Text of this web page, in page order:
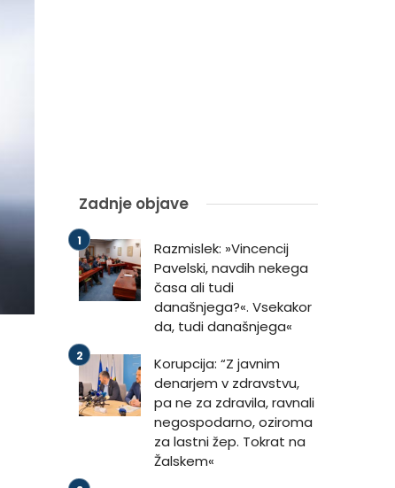
Zadnje objave
Razmislek: »Vincencij
Pavelski, navdih nekega
časa ali tudi
današnjega?«. Vsekakor
da, tudi današnjega«
Korupcija: “Z javnim
denarjem v zdravstvu,
pa ne za zdravila, ravnali
negospodarno, oziroma
za lastni žep. Tokrat na
Žalskem«